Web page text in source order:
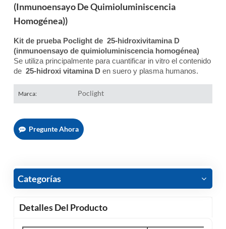
(inmunoensayo De Quimioluminiscencia
Homogénea))
Kit de prueba Poclight de 25-hidroxivitamina D
(inmunoensayo de quimioluminiscencia homogénea)
Se utiliza principalmente para cuantificar in vitro el contenido
de 25-hidroxi vitamina Den suero y plasma humanos.
Marca: Poclight
Pregunte Ahora
Categorías
Detalles Del Producto